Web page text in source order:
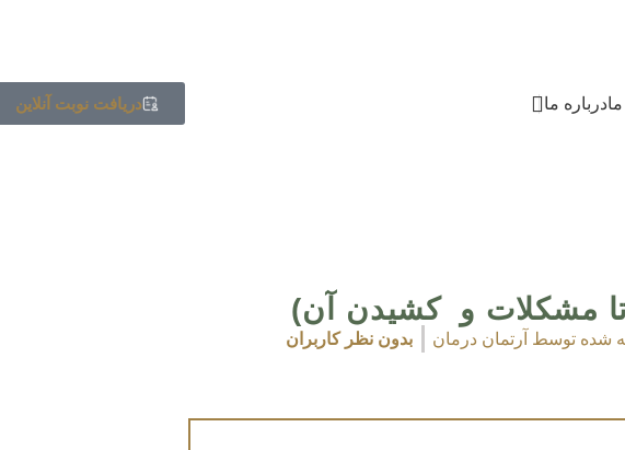
درباره ما دریافت نوبت آنلاین
تا مشکلات و کشیدن آن)
شده توسط آرتمان درمان بدون نظر کاربران